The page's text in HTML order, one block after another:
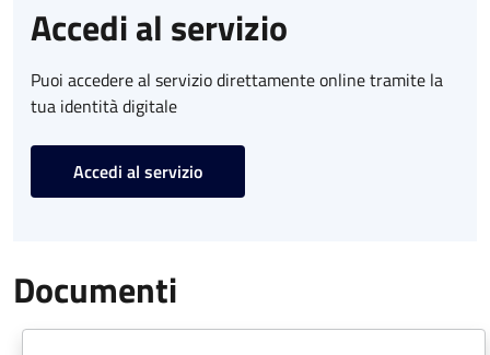
Accedi al servizio
Puoi accedere al servizio direttamente online tramite la
tua identità digitale
Accedi al servizio
Documenti